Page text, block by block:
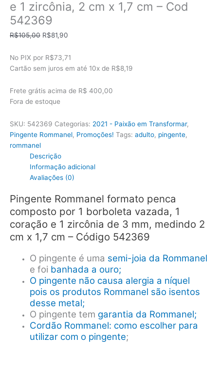
e 1 zircônia, 2 cm x 1,7 cm – Cod
542369
R$105,00 O
original
era:
R$81,90
atual
é:
No PIX por R$73,71
Cartão sem juros em até 10x de R$8,19
Frete grátis acima de R$ 400,00
Fora de estoque
SKU: 542369 Categorias: 2021 - Paixão em Transformar,
Pingente Rommanel, Promoções! Tags: adulto, pingente,
rommanel
Descrição
Informação adicional
Avaliações (0)
Pingente Rommanel formato penca
composto por 1 borboleta vazada, 1
coração e 1 zircônia de 3 mm, medindo 2
cm x 1,7 cm – Código 542369
O pingente é uma semi-joia da Rommanel
e foi banhada a ouro;
O pingente não causa alergia a níquel
pois os produtos Rommanel são isentos
desse metal;
O pingente tem garantia da Rommanel;
Cordão Rommanel: como escolher para
utilizar com o pingente;